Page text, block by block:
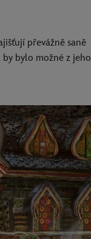
převážně saně
bylo možné z jeho